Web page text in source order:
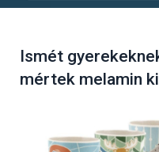
Ismét
mértek melamin